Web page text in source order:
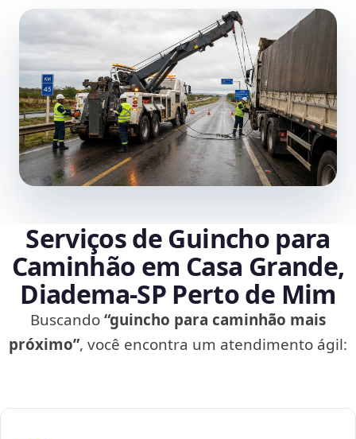
Serviços de Guincho para
Caminhão em Casa Grande,
Diadema‑SP Perto de Mim
Buscando“guincho para caminhão mais
próximo”, você encontra um atendimento ágil: